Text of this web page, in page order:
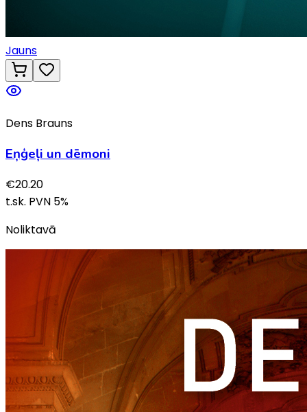
Jauns
Dens Brauns
Eņģeļi un dēmoni
€20.20
t.sk. PVN 5%
Noliktavā